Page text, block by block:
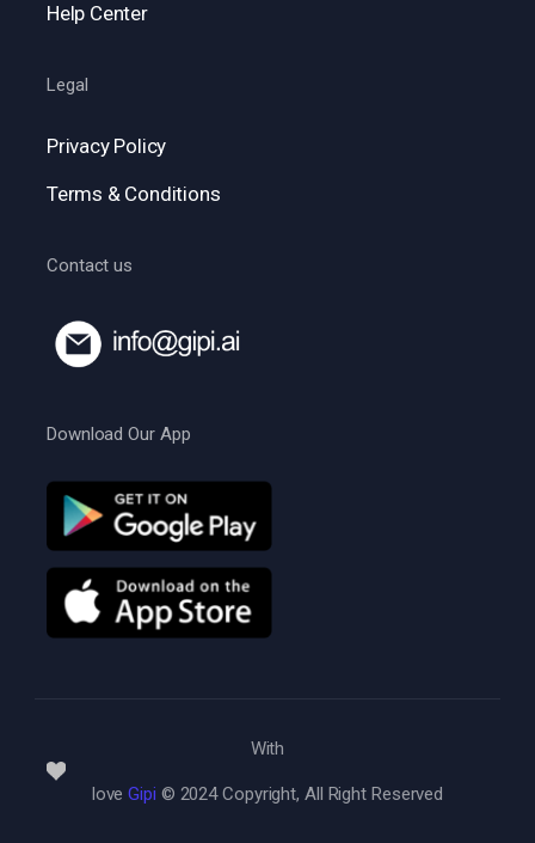
Help Center
Legal
Privacy Policy
Terms & Conditions
Contact us
Download Our App
With
loveGipi © 2024 Copyright, All Right Reserved